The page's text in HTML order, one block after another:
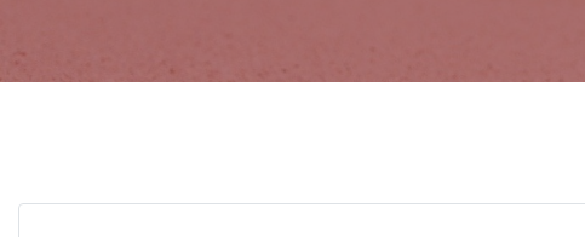
F10,
aby
dostępu.